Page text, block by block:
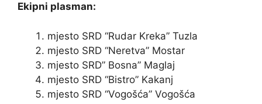
Ekipni plasman:
mjesto SRD “Rudar Kreka” Tuzla
mjesto SRD “Neretva” Mostar
mjesto SRD” Bosna” Maglaj
mjesto SRD “Bistro” Kakanj
mjesto SRD “Vogošća” Vogošća